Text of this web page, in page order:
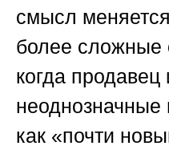
смысл
более сложные
когда продавец
неоднозначные
как «почти